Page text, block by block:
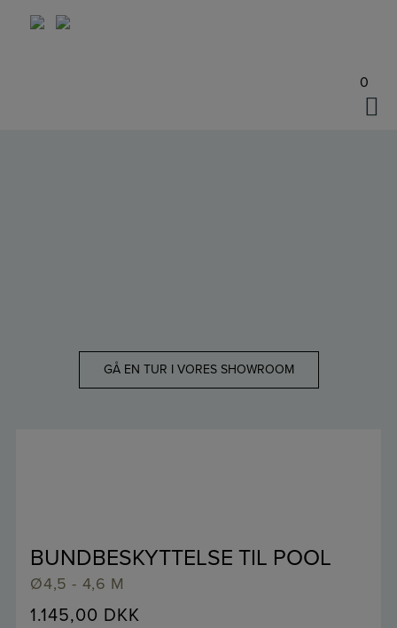
0
GÅ EN TUR I VORES SHOWROOM
BUNDBESKYTTELSE TIL POOL
Ø4,5 - 4,6 M
1.145,00 DKK